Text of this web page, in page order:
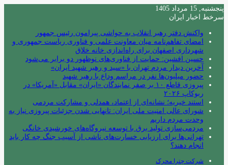
پنجشنبه, 15 مرداد 1405
سرخط اخبار ایران
واکنش دفتر رهبر انقلاب به حواشی پیرامون رئیس جمهور
امضای تفاهم‌نامه میان معاونت علمی و فناوری ریاست جمهوری و
شهرداری اصفهان برای راه‌اندازی خانه خلاق
حسین افشین: حمایت از فناوری‌های نوظهور دو برابر می‌شود
آخرین دیدار مردم تهران با «سید و رهبر شهید ایران»
حضور میلیون‌ها نفر در مراسم وداع با رهبر شهید
پیروزی قاطع ۱۰ بر صفر نمایندگان «ایران» مقابل «آمریکا» در
ربوکاپ ۲۰۲۶
استند خیریه؛ نشانه‌ای از اعتماد، همدلی و مشارکت مردمی
شورای عالی امنیت ملی ایران: تانهایی شدن جزئیات پیروزی نیاز به
وحدت مردم داریم
مردمی‌سازی تولید برق با توسعه نیروگاه‌های خورشیدی خانگی
تهرانی‌ها برای ارزیابی خسارت‌های ناشی از آسیب جنگ چه کار باید
انجام دهند؟
شرکت چترا محرک